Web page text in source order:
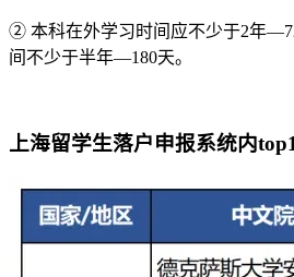
② 本科在外学习时间应不少于2年
间不少于半年—180天。
上海留学生落户申报系统内